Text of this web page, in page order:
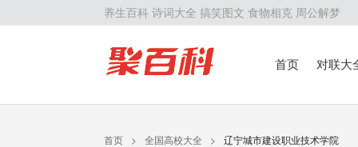
养生百科 诗词大全 搞笑图文 食物相克 周公解梦
首页
对联大
首页 > 全国高校大全 > 辽宁城市建设职业技术学院